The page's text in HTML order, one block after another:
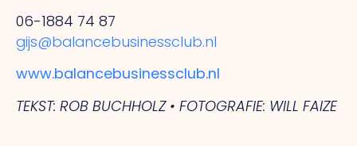
06-1884 74 87
gijs@balancebusinessclub.nl
www.balancebusinessclub.nl
TEKST: ROB BUCHHOLZ • FOTOGRAFIE: WILL FAIZE